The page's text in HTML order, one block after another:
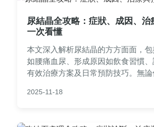
尿結晶全攻略：症狀、成因、治
一次看懂
本文深入解析尿結晶的方方面面，
如腰痛血尿、形成原因如飲食習慣、
有效治療方案及日常預防技巧。無論
訊，幫助你遠離泌尿系統問題。
2025-11-18